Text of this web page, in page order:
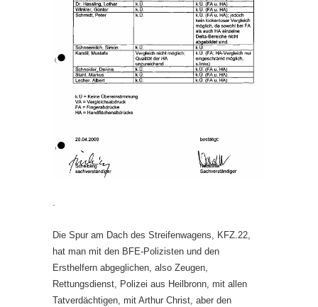
.
Die Spur am Dach des Streifenwagens, KFZ.22,
hat man mit den BFE-Polizisten und den
Ersthelfern abgeglichen, also Zeugen,
Rettungsdienst, Polizei aus Heilbronn, mit allen
Tatverdächtigen, mit Arthur Christ, aber den